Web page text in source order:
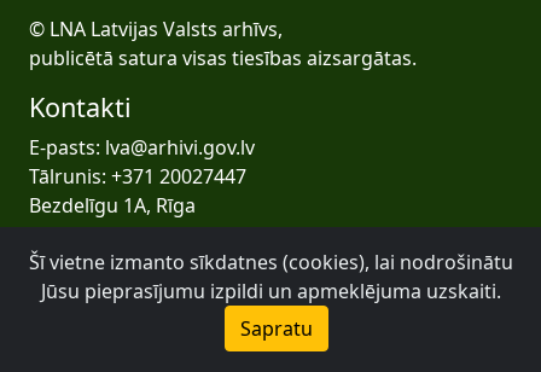
© LNA Latvijas Valsts arhīvs,
publicētā satura visas tiesības aizsargātas.
Kontakti
E-pasts: lva@arhivi.gov.lv
Tālrunis: +371 20027447
Bezdelīgu 1A, Rīga
Latvijas Valsts arhīvs
Šī vietne izmanto sīkdatnes (cookies), lai nodrošinātu
Jūsu pieprasījumu izpildi un apmeklējuma uzskaiti.
Sapratu